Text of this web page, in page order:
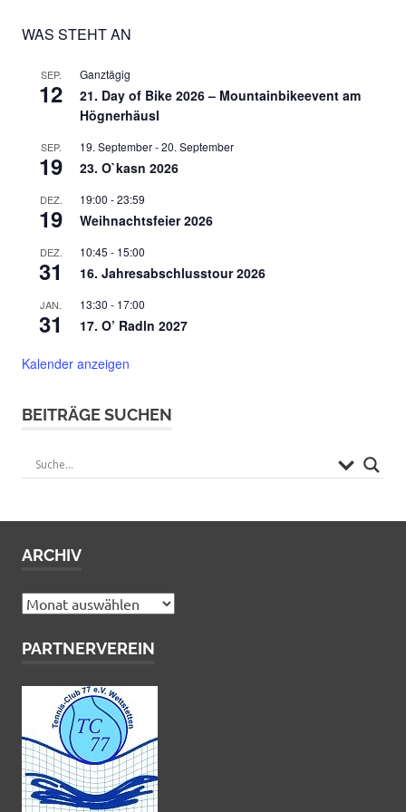
WAS STEHT AN
SEP.
12
Ganztägig
21. Day of Bike 2026 – Mountainbikeevent am
Högnerhäusl
SEP.
19
19. September-20. September
23. O`kasn 2026
DEZ.
19
19:00 -23:59
Weihnachtsfeier 2026
DEZ.
31
10:45 - 15:00
16. Jahresabschlusstour 2026
JAN.
31
13:30 - 17:00
17. O’ Radln 2027
Kalender anzeigen
BEITRÄGE SUCHEN
ARCHIV
Archiv
PARTNERVEREIN